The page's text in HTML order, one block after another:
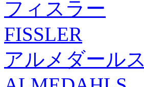
フィスラー
FISSLER
アルメダールス